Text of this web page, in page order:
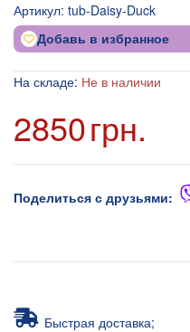
Артикул: tub-Daisy-Duck
Добавь в избранное
На складе: Не в наличии
2850грн.
Поделиться с друзьями:
Быстрая доставка;